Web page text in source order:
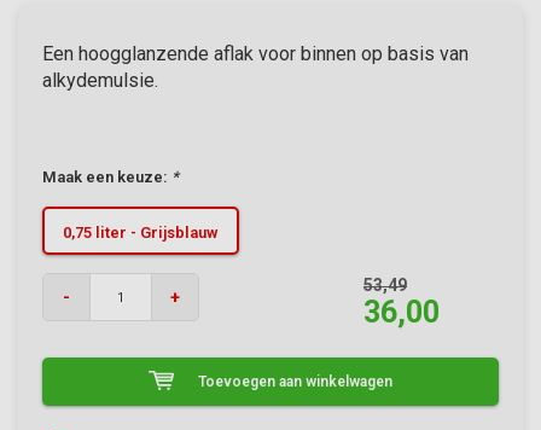
Een hoogglanzende aflak voor binnen op basis van
alkydemulsie.
Maak een keuze: *
0,75 liter - Grijsblauw
- +
53,49
36,00
Toevoegen aan winkelwagen